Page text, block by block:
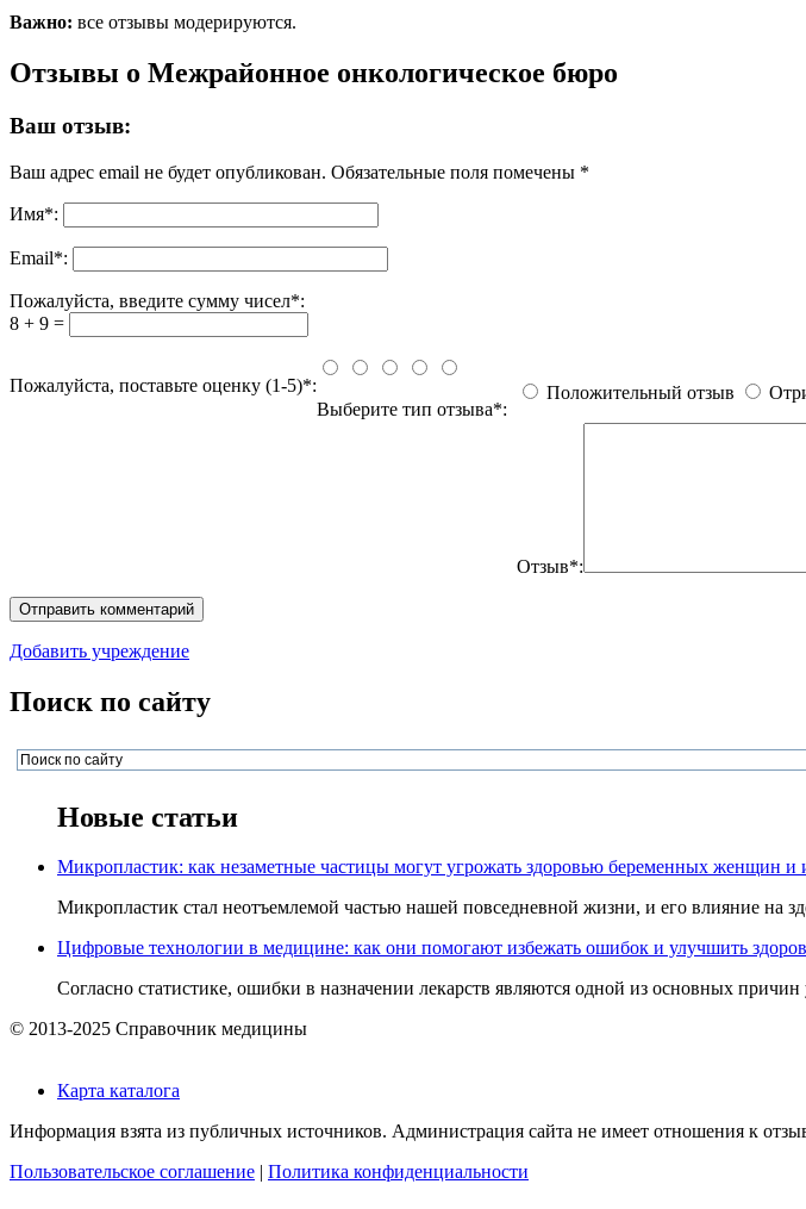
Важно: все отзывы модерируются.
Отзывы о Межрайонное онкологическое бюро
Ваш отзыв:
Ваш адрес email не будет опубликован. Обязательные поля помечены *
Имя*:
Email*:
Пожалуйста, введите сумму чисел*:
8 + 9 =
Пожалуйста, поставьте оценку (1-5)*:
Выберите тип отзыва*:
Положительный отзыв
Отзыв*:
Добавить учреждение
Поиск по сайту
Новые статьи
Микропластик: как незаметные частицы могут угрожать здоровью беременных женщин и
Микропластик стал неотъемлемой частью нашей повседневной жизни, и его влияние на
Цифровые технологии в медицине: как они помогают избежать ошибок и улучшить
Согласно статистике, ошибки в назначении лекарств являются одной из основных причин
© 2013-2025 Справочник медицины
Карта каталога
Информация взята из публичных источников. Администрация сайта не имеет отношения к
Пользовательское соглашение
Политика конфиденциальности